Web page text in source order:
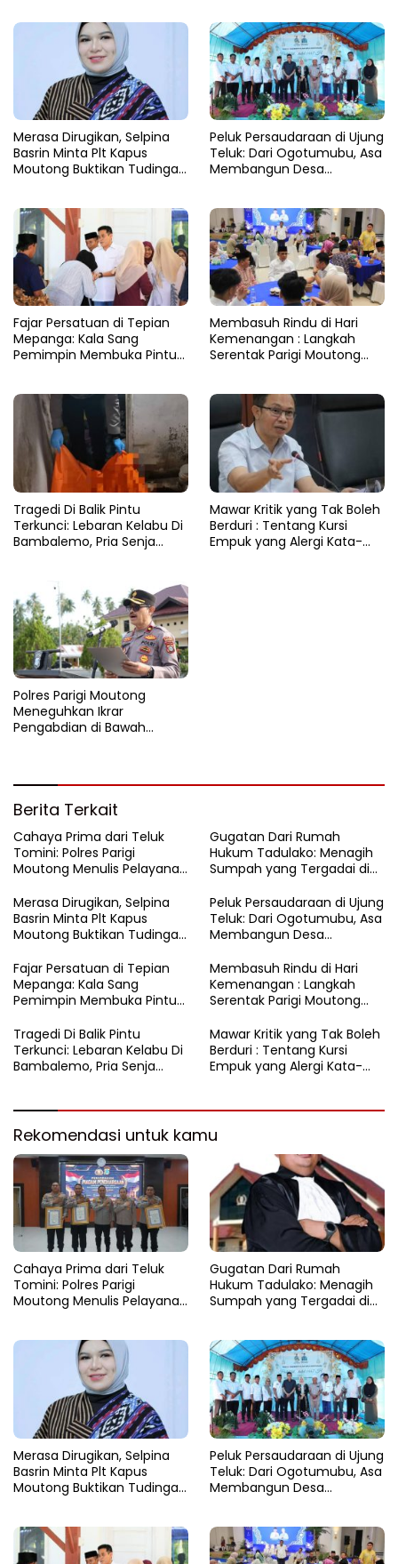
Merasa Dirugikan, Selpina
Basrin Minta Plt Kapus
Moutong Buktikan Tudingan
Peluk Persaudaraan di Ujung
Teluk: Dari Ogotumubu, Asa
Membangun Desa
Fajar Persatuan di Tepian
Mepanga: Kala Sang
Pemimpin Membuka Pintu
​Membasuh Rindu di Hari
Kemenangan : Langkah
Serentak Parigi Moutong
Tragedi Di Balik Pintu
Terkunci: Lebaran Kelabu Di
Bambalemo, Pria Senja
Mawar Kritik yang Tak Boleh
Berduri : Tentang Kursi
Empuk yang Alergi Kata-
Polres Parigi Moutong
Meneguhkan Ikrar
Pengabdian di Bawah
Berita Terkait
Cahaya Prima dari Teluk
Tomini: Polres Parigi
Moutong Menulis Pelayanan
Rupatama Polda
Gugatan Dari Rumah
Hukum Tadulako: Menagih
Sumpah yang Tergadai di
Moutong
Merasa Dirugikan, Selpina
Basrin Minta Plt Kapus
Moutong Buktikan Tudingan
Peluk Persaudaraan di Ujung
Teluk: Dari Ogotumubu, Asa
Membangun Desa
Fajar Persatuan di Tepian
Mepanga: Kala Sang
Pemimpin Membuka Pintu
​Membasuh Rindu di Hari
Kemenangan : Langkah
Serentak Parigi Moutong
Tragedi Di Balik Pintu
Terkunci: Lebaran Kelabu Di
Bambalemo, Pria Senja
Mawar Kritik yang Tak Boleh
Berduri : Tentang Kursi
Empuk yang Alergi Kata-
Rekomendasi untuk kamu
Cahaya Prima dari Teluk
Tomini: Polres Parigi
Moutong Menulis Pelayanan
Gugatan Dari Rumah
Hukum Tadulako: Menagih
Sumpah yang Tergadai di
Merasa Dirugikan, Selpina
Basrin Minta Plt Kapus
Moutong Buktikan Tudingan
Peluk Persaudaraan di Ujung
Teluk: Dari Ogotumubu, Asa
Membangun Desa